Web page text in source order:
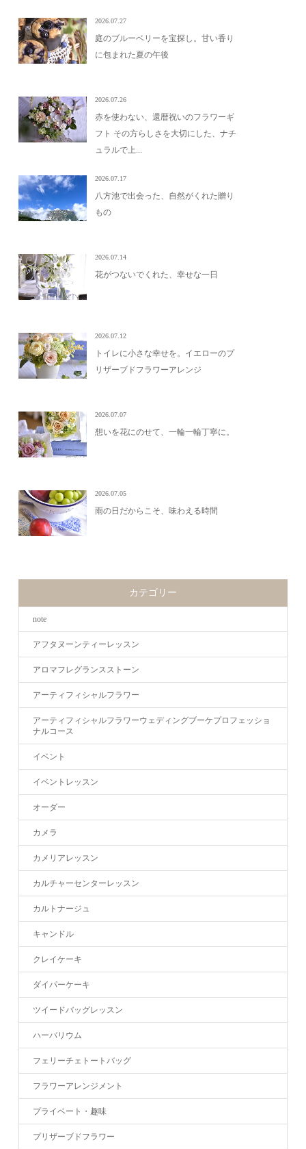
2026.07.27
庭のブルーベリーを宝探し。甘い香り
に包まれた夏の午後
2026.07.26
赤を使わない、還暦祝いのフラワーギ
フト その方らしさを大切にした、ナチ
ュラルで上...
2026.07.17
八方池で出会った、自然がくれた贈り
もの
2026.07.14
花がつないでくれた、幸せな一日
2026.07.12
トイレに小さな幸せを。イエローのプ
リザーブドフラワーアレンジ
2026.07.07
想いを花にのせて、一輪一輪丁寧に。
2026.07.05
雨の日だからこそ、味わえる時間
カテゴリー
note
アフタヌーンティーレッスン
アロマフレグランスストーン
アーティフィシャルフラワー
アーティフィシャルフラワーウェディングブーケプロフェッショ
ナルコース
イベント
イベントレッスン
オーダー
カメラ
カメリアレッスン
カルチャーセンターレッスン
カルトナージュ
キャンドル
クレイケーキ
ダイパーケーキ
ツイードバッグレッスン
ハーバリウム
フェリーチェトートバッグ
フラワーアレンジメント
プライベート・趣味
プリザーブドフラワー